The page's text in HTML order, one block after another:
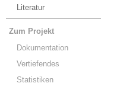
Literatur
Zum Projekt
Dokumentation
Vertiefendes
Statistiken